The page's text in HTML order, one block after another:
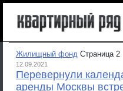
Жилищный фонд Страница 2
12.09.2021
Перевернули
аренды Москвы